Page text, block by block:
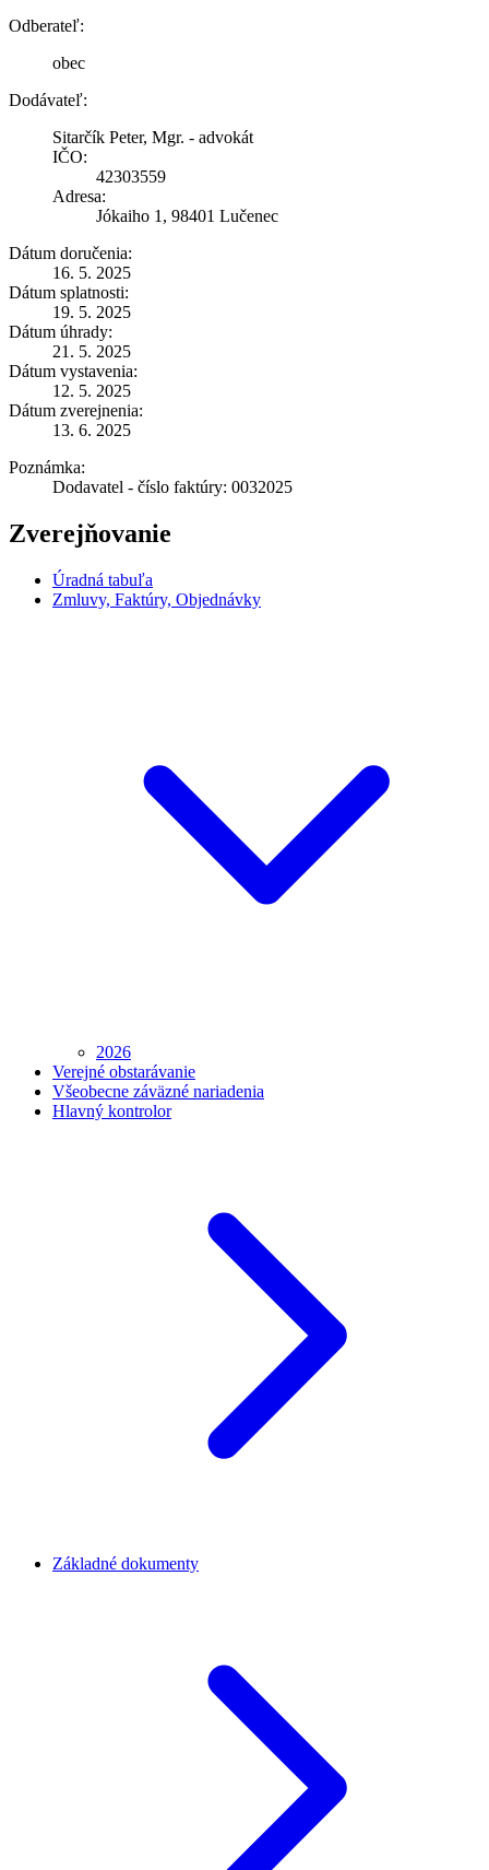
Odberateľ:
obec
Dodávateľ:
Sitarčík Peter, Mgr. - advokát
IČO:
42303559
Adresa:
Jókaiho 1, 98401 Lučenec
Dátum doručenia:
16. 5. 2025
Dátum splatnosti:
19. 5. 2025
Dátum úhrady:
21. 5. 2025
Dátum vystavenia:
12. 5. 2025
Dátum zverejnenia:
13. 6. 2025
Poznámka:
Dodavatel - číslo faktúry: 0032025
Zverejňovanie
Úradná tabuľa
Zmluvy, Faktúry, Objednávky
2026
Verejné obstarávanie
Všeobecne záväzné nariadenia
Hlavný kontrolor
Základné dokumenty